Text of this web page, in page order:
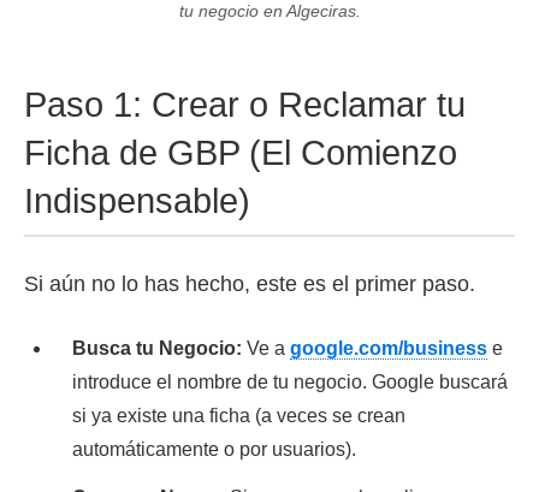
tu negocio en Algeciras.
Paso 1: Crear o Reclamar tu
Ficha de GBP (El Comienzo
Indispensable)
Si aún no lo has hecho, este es el primer paso.
Busca tu Negocio: Ve a google.com/business e
introduce el nombre de tu negocio. Google buscará
si ya existe una ficha (a veces se crean
automáticamente o por usuarios).